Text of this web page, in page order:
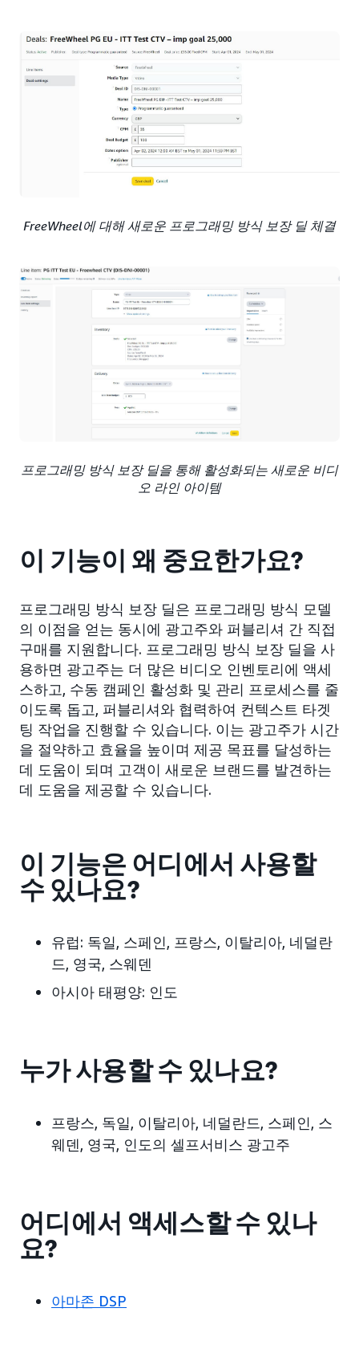
FreeWheel에 대해 새로운 프로그래밍 방식 보장 딜 체결
프로그래밍 방식 보장 딜을 통해 활성화되는 새로운 비디
오 라인 아이템
이 기능이 왜 중요한가요?
프로그래밍 방식 보장 딜은 프로그래밍 방식 모델
의 이점을 얻는 동시에 광고주와 퍼블리셔 간 직접
구매를 지원합니다. 프로그래밍 방식 보장 딜을 사
용하면 광고주는 더 많은 비디오 인벤토리에 액세
스하고, 수동 캠페인 활성화 및 관리 프로세스를 줄
이도록 돕고, 퍼블리셔와 협력하여 컨텍스트 타겟
팅 작업을 진행할 수 있습니다. 이는 광고주가 시간
을 절약하고 효율을 높이며 제공 목표를 달성하는
데 도움이 되며 고객이 새로운 브랜드를 발견하는
데 도움을 제공할 수 있습니다.
이 기능은 어디에서 사용할
수 있나요?
유럽: 독일, 스페인, 프랑스, 이탈리아, 네덜란
드, 영국, 스웨덴
아시아 태평양: 인도
누가 사용할 수 있나요?
프랑스, 독일, 이탈리아, 네덜란드, 스페인, 스
웨덴, 영국, 인도의 셀프서비스 광고주
어디에서 액세스할 수 있나
요?
아마존 DSP